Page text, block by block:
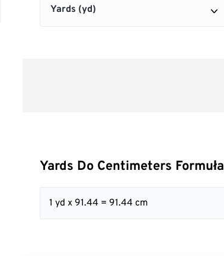
Yards Do Centimeters Formuła
1 yd x 91.44 = 91.44 cm